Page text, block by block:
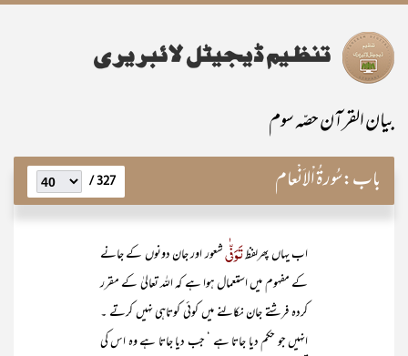
بیان القرآن حصّہ سوم
باب:سُورۃُ اْلاَنْعام 327 /
اب یہاں پھرلفظتَوَفّٰیشعور اور جان دونوں کے جانے
کے مفہوم میں استعمال ہوا ہے کہ اللہ تعالیٰ کے مقرر
کردہ فرشتے جان نکالنے میں کوئی کوتاہی نہیں کرتے ۔
انہیں جو حکم دیا جاتا ہے ‘ جب دیا جاتا ہے وہ اس کی